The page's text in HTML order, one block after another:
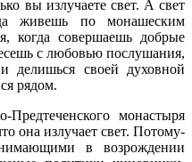
вы излучаете свет. А свет
живешь по монашеским
когда совершаешь добрые
с любовью послушания,
делишься своей духовной
рядом.
монастыря
она излучает свет. Потому-
в возрождении